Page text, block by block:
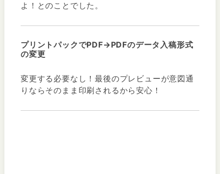
よ！とのことでした。
プリントパックでPDF→PDFのデータ入稿形式
の変更
変更する必要なし！最後のプレビューが意図通
りならそのまま印刷されるから安心！